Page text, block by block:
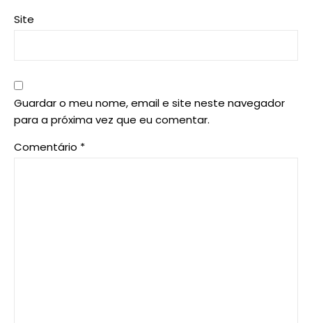
Site
Guardar o meu nome, email e site neste navegador
para a próxima vez que eu comentar.
Comentário *